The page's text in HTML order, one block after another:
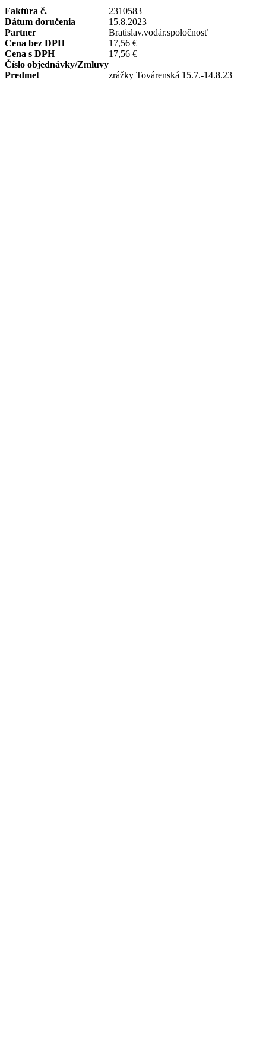
Faktúra č.
2310583
Dátum doručenia
15.8.2023
Partner
Bratislav.vodár.spoločnosť
Cena bez DPH
17,56 €
Cena s DPH
17,56 €
Číslo objednávky/Zmluvy
Predmet
zrážky Továrenská 15.7.-14.8.23